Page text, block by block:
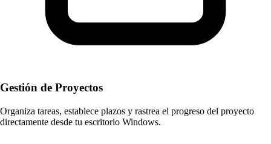
Gestión de Proyectos
Organiza tareas, establece plazos y rastrea el progreso del proyecto
directamente desde tu escritorio Windows.